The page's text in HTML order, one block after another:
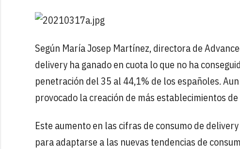
Según María Josep Martínez, directora de
delivery ha ganado en cuota lo que no ha
penetración del 35 al 44,1% de los españoles.
provocado la creación de más establecimientos
Este aumento en las cifras de consumo de
para adaptarse a las nuevas tendencias de